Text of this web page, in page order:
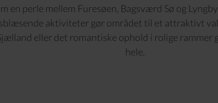
en perle mellem Furesøen, Bagsværd Sø og
aktiviteter gør området til et attraktivt
eller det romantiske ophold i rolige rammer
hele.